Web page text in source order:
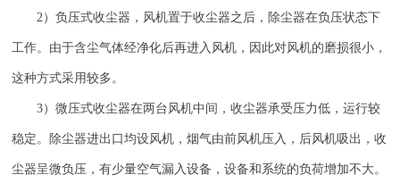
2）负压式收尘器，风机置于收尘器之后，除尘器在负压状态下
工作。由于含尘气体经净化后再进入风机，因此对风机的磨损很小，
这种方式采用较多。
3）微压式收尘器在两台风机中间，收尘器承受压力低，运行较
稳定。除尘器进出口均设风机，烟气由前风机压入，后风机吸出，收
尘器呈微负压，有少量空气漏入设备，设备和系统的负荷增加不大。